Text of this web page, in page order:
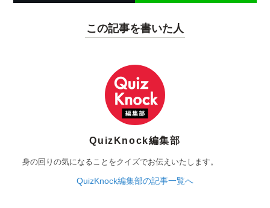
この記事を書いた人
QuizKnock編集部
身の回りの気になることをクイズでお伝えいたします。
QuizKnock編集部の記事一覧へ